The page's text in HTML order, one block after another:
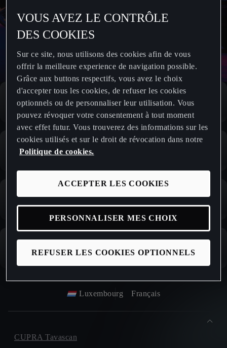
Luxembourg Français
CUPRA Tavascan
VOUS AVEZ LE CONTRÔLE
DES COOKIES
Sur ce site, nous utilisons des cookies afin de vous
offrir la meilleure experience de navigation possible.
Grâce aux buttons respectifs, vous avez le choix
d'accepter tous les cookies, de refuser les cookies
optionnels ou de personnaliser leur utilisation. Vous
pouvez révoquer votre consentement à tout moment
avec effet futur. Vous trouverez des informations sur les
cookies utilisés et sur le droit de révocation dans notre
Politique de cookies.
REFUSER LES COOKIES OPTIONNELS
ACCEPTER LES COOKIES
PERSONNALISER MES CHOIX